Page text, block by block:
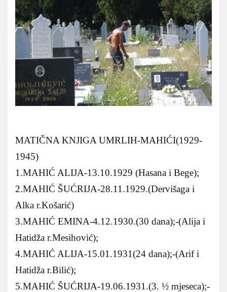
MATIČNA KNJIGA UMRLIH-MAHIĆI(1929-
1945)
1.MAHIĆ ALIJA-13.10.1929 (Hasana i Bege);
2.MAHIĆ ŠUĆRIJA-28.11.1929.(Dervišaga i
Alka r.Košarić)
3.MAHIĆ EMINA-4.12.1930.(30 dana);-(Alija i
Hatidža r.Mesihović);
4.MAHIĆ ALIJA-15.01.1931(24 dana);-(Arif i
Hatidža r.Bilić);
5.MAHIĆ ŠUĆRIJA-19.06.1931.(3. ½ mjeseca);-